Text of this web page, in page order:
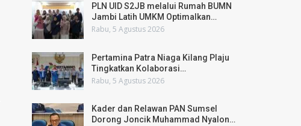
PLN UID S2JB melalui Rumah BUMN
Jambi Latih UMKM Optimalkan…
Rabu, 5 Agustus 2026
Pertamina Patra Niaga Kilang Plaju
Tingkatkan Kolaborasi…
Rabu, 5 Agustus 2026
Kader dan Relawan PAN Sumsel
Dorong Joncik Muhammad Nyalon…